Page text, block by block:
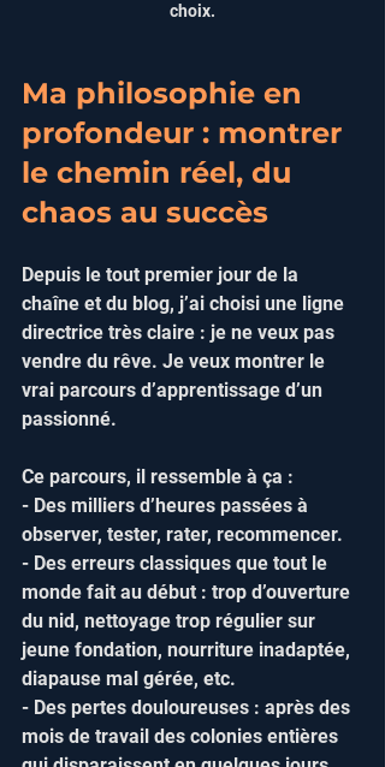
choix.
Ma philosophie en
profondeur : montrer
le chemin réel, du
chaos au succès
Depuis le tout premier jour de la
chaîne et du blog, j’ai choisi une ligne
directrice très claire : je ne veux pas
vendre du rêve. Je veux montrer le
vrai parcours d’apprentissage d’un
passionné.
Ce parcours, il ressemble à ça :
- Des milliers d’heures passées à
observer, tester, rater, recommencer.
- Des erreurs classiques que tout le
monde fait au début : trop d’ouverture
du nid, nettoyage trop régulier sur
jeune fondation, nourriture inadaptée,
diapause mal gérée, etc.
- Des pertes douloureuses : après des
mois de travail des colonies entières